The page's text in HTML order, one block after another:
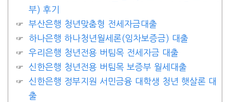
부) 후기
부산은행 청년맞춤형 전세자금대출
하나은행 하나청년월세론(임차보증금) 대출
우리은행 청년전용 버팀목 전세자금 대출
신한은행 청년전용 버팀목 보증부 월세대출
신한은행 정부지원 서민금융 대학생 청년 햇살론 대
출